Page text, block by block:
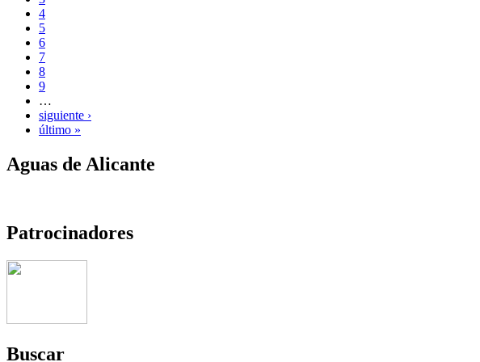
4
5
6
7
8
9
…
siguiente ›
último »
Aguas de Alicante
Patrocinadores
Buscar